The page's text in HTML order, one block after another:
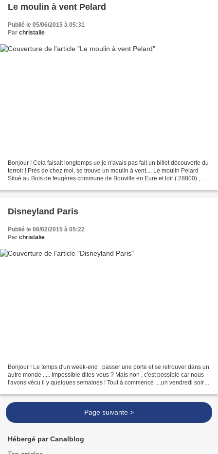
Le moulin à vent Pelard
Publié le 05/06/2015 à 05:31
Par christalie
Bonjour ! Cela faisait longtemps ue je n'avais pas fait un billet découverte du
terroir ! Près de chez moi, se trouve un moulin à vent.... Le moulin Pelard
Situé au Bois de feugères commune de Bouville en Eure et loir ( 28800) ,
Disneyland Paris
Publié le 06/02/2015 à 05:22
Par christalie
Bonjour ! Le temps d'un week-end , passer une porte et se retrouver dans un
autre monde ..... Impossible dites-vous ? Mais non , c'est possible car nous
l'avons vécu il y quelques semaines ! Tout à commencé ....un vendredi soir
Page suivante >
Hébergé par Canalblog